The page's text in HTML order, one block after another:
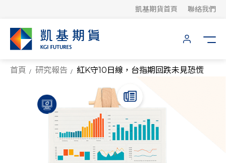
凱基期貨首頁 聯絡我們
首頁 研究報告 紅K守10日線，台指期回跌未見恐慌